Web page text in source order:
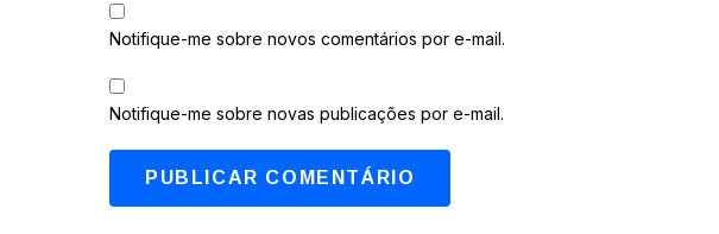
Notifique-me sobre novos comentários por e-mail.
Notifique-me sobre novas publicações por e-mail.